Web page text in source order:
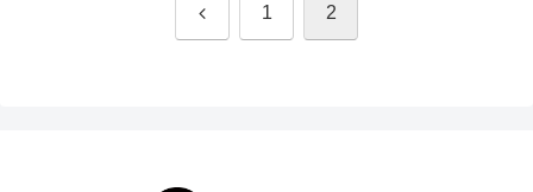
前 1 2